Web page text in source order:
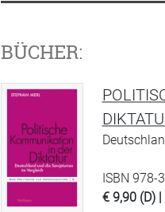
BÜCHER:
ISBN 978-
€ 9,90 (D)